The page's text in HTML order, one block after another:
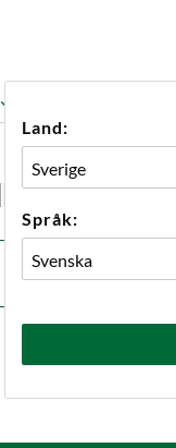
Land:
Språk:
Utan Hål